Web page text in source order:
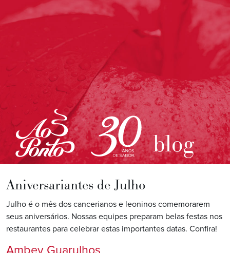
blog
Aniversariantes de Julho
Julho é o mês dos cancerianos e leoninos comemorarem
seus aniversários. Nossas equipes preparam belas festas nos
restaurantes para celebrar estas importantes datas. Confira!